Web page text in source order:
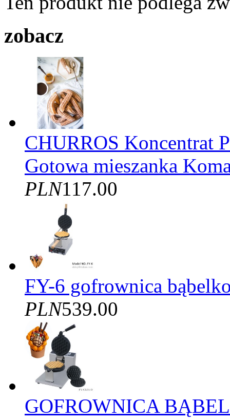
zobacz
CHURROS Koncentrat
Gotowa mieszanka
PLN117.00
FY-6 gofrownica
PLN539.00
GOFROWNICA